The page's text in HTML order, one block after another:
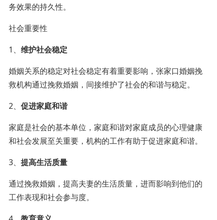
务效果的持久性。
社会重要性
1、 维护社会稳定
婚姻关系的稳定对社会稳定有着重要影响，张家口婚姻挽
救机构通过挽救婚姻，间接维护了社会的和谐与稳定。
2、 促进家庭和谐
家庭是社会的基本单位，家庭和谐对家庭成员的心理健康
和社会发展至关重要，机构的工作有助于促进家庭和谐。
3、 提高生活质量
通过挽救婚姻，提高夫妻的生活质量，进而影响到他们的
工作表现和社会参与度。